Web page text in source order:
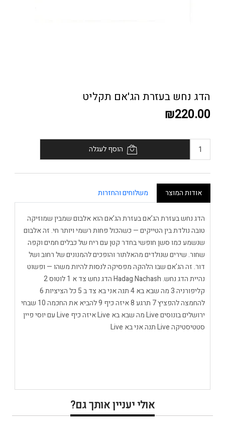
הדג נחש בעזרת הג'אם תקליט
₪220.00
הוסף לעגלה
אודות המוצר משלוחים והחזרות
הדג נחש בעזרת הג’אם בעזרת הג’אם הוא אלבום שמבין שמוזיקה
טובה נולדת בין הטייקים — כשהכול פחות רשמי ויותר חי. זה אלבום
שנשמע כמו סשן חופשי בחדר קטן עם ריח של כבלים חמים וקפה
שחור. שירים שנולדים מהאלתור והופכים להמנונים של רחוב ושל
דור. זה הג’אם שבו הלהקה מפסיקה לנסות להיות משהו — ופשוט
נהיית הדג נחש. Hadag Nachash הדג נחש צד א 1 לוטוס 2
קליפורניה 3 מה שבא בא 4 תנה אני בא צד ב 5 כל הציציות 6
להחמצה להפציץ 7 תרגע 8 איזה כיף 9 להביא את החכמה 10 שבחי
ירושלים בונוסים Live מה שבא בא Live איזה כיף Live עם יוסי פיין
סטטיסטיקה Live תנה אני בא Live
אולי יעניין אותך גם?